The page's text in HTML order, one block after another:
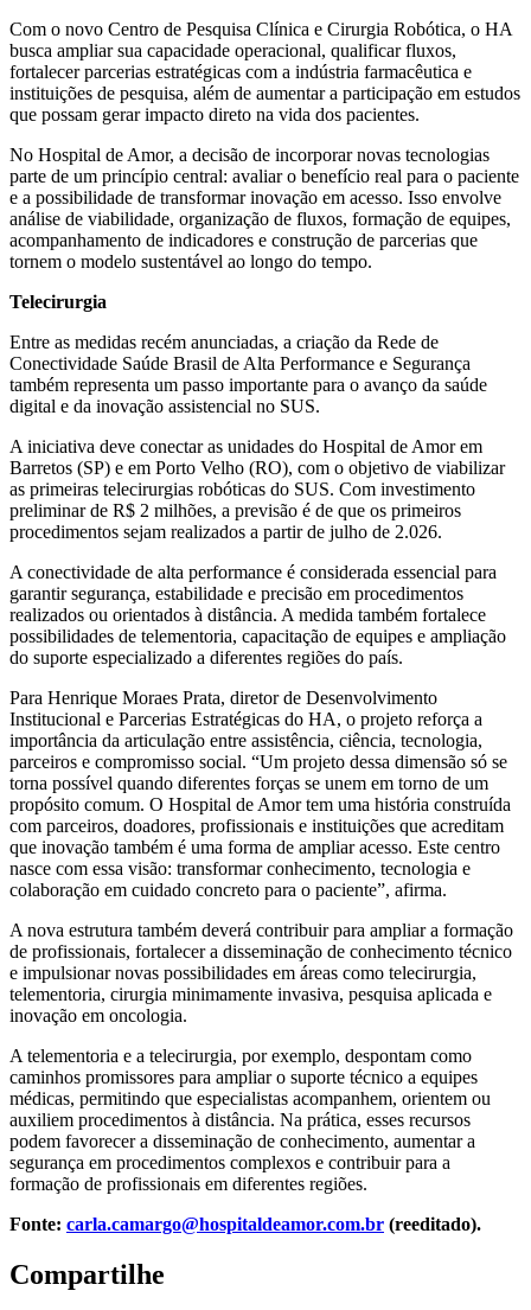
Com o novo Centro de Pesquisa Clínica e Cirurgia Robótica, o HA
busca ampliar sua capacidade operacional, qualificar fluxos,
fortalecer parcerias estratégicas com a indústria farmacêutica e
instituições de pesquisa, além de aumentar a participação em estudos
que possam gerar impacto direto na vida dos pacientes.
No Hospital de Amor, a decisão de incorporar novas tecnologias
parte de um princípio central: avaliar o benefício real para o paciente
e a possibilidade de transformar inovação em acesso. Isso envolve
análise de viabilidade, organização de fluxos, formação de equipes,
acompanhamento de indicadores e construção de parcerias que
tornem o modelo sustentável ao longo do tempo.
Telecirurgia
Entre as medidas recém anunciadas, a criação da Rede de
Conectividade Saúde Brasil de Alta Performance e Segurança
também representa um passo importante para o avanço da saúde
digital e da inovação assistencial no SUS.
A iniciativa deve conectar as unidades do Hospital de Amor em
Barretos (SP) e em Porto Velho (RO), com o objetivo de viabilizar
as primeiras telecirurgias robóticas do SUS. Com investimento
preliminar de R$ 2 milhões, a previsão é de que os primeiros
procedimentos sejam realizados a partir de julho de 2.026.
A conectividade de alta performance é considerada essencial para
garantir segurança, estabilidade e precisão em procedimentos
realizados ou orientados à distância. A medida também fortalece
possibilidades de telementoria, capacitação de equipes e ampliação
do suporte especializado a diferentes regiões do país.
Para Henrique Moraes Prata, diretor de Desenvolvimento
Institucional e Parcerias Estratégicas do HA, o projeto reforça a
importância da articulação entre assistência, ciência, tecnologia,
parceiros e compromisso social. “Um projeto dessa dimensão só se
torna possível quando diferentes forças se unem em torno de um
propósito comum. O Hospital de Amor tem uma história construída
com parceiros, doadores, profissionais e instituições que acreditam
que inovação também é uma forma de ampliar acesso. Este centro
nasce com essa visão: transformar conhecimento, tecnologia e
colaboração em cuidado concreto para o paciente”, afirma.
A nova estrutura também deverá contribuir para ampliar a formação
de profissionais, fortalecer a disseminação de conhecimento técnico
e impulsionar novas possibilidades em áreas como telecirurgia,
telementoria, cirurgia minimamente invasiva, pesquisa aplicada e
inovação em oncologia.
A telementoria e a telecirurgia, por exemplo, despontam como
caminhos promissores para ampliar o suporte técnico a equipes
médicas, permitindo que especialistas acompanhem, orientem ou
auxiliem procedimentos à distância. Na prática, esses recursos
podem favorecer a disseminação de conhecimento, aumentar a
segurança em procedimentos complexos e contribuir para a
formação de profissionais em diferentes regiões.
Fonte: carla.camargo@hospitaldeamor.com.br (reeditado).
Compartilhe